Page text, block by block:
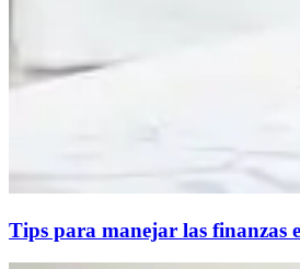
Tips para manejar las finanzas